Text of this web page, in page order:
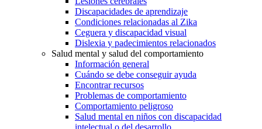
Discapacidades de aprendizaje
Condiciones relacionadas al Zika
Ceguera y discapacidad visual
Dislexia y padecimientos relacionados
Salud mental y salud del comportamiento
Información general
Cuándo se debe conseguir ayuda
Encontrar recursos
Problemas de comportamiento
Comportamiento peligroso
Salud mental en niños con discapacidad
intelectual o del desarrollo